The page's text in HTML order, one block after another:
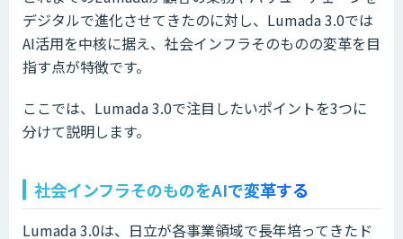
デジタルで進化させてきたのに対し、Lumada 3.0では
AI活用を中核に据え、社会インフラそのものの変革を目
指す点が特徴です。
ここでは、Lumada 3.0で注目したいポイントを3つに
分けて説明します。
社会インフラそのものをAIで変革する
Lumada 3.0は、日立が各事業領域で長年培ってきたド